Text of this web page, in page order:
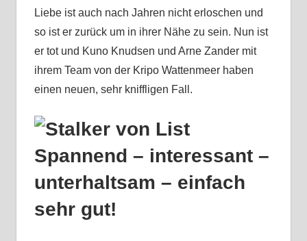
Liebe ist auch nach Jahren nicht erloschen und
so ist er zurück um in ihrer Nähe zu sein. Nun ist
er tot und Kuno Knudsen und Arne Zander mit
ihrem Team von der Kripo Wattenmeer haben
einen neuen, sehr kniffligen Fall.
Spannend – interessant –
unterhaltsam – einfach
sehr gut!